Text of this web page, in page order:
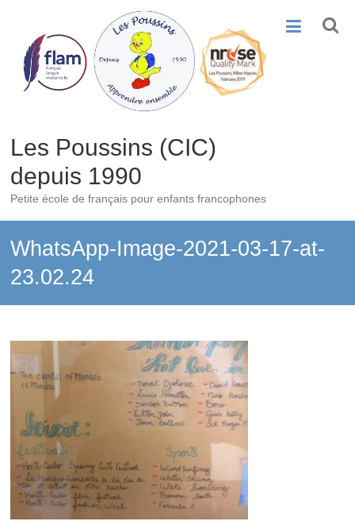
content
Les Poussins (CIC)
depuis 1990
Petite école de français pour enfants francophones
WhatsApp-Image-2021-03-17-at-
23.02.24